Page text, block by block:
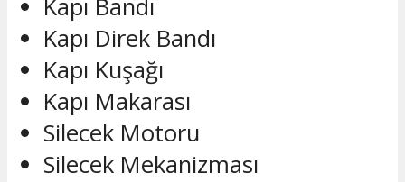
Kapı Bandı
Kapı Direk Bandı
Kapı Kuşağı
Kapı Makarası
Silecek Motoru
Silecek Mekanizması